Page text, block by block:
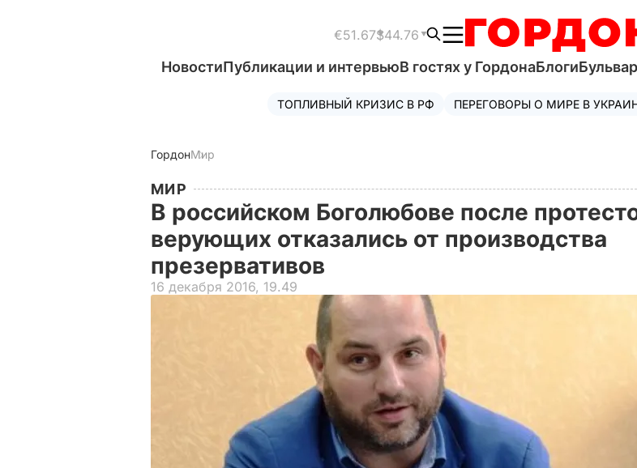
€51.67$44.76
НовостиПубликации и интервьюВ гостях у ГордонаБлогиБульвар
ТОПЛИВНЫЙ КРИЗИС В РФ ПЕРЕГОВОРЫ О МИРЕ В
ГордонМир
МИР
В российском Боголюбове после
верующих отказались от производства
презервативов
16 декабря 2016, 19.49